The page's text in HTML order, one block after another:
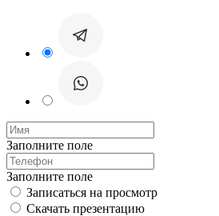
Заполните поле
Заполните поле
Записаться на просмотр
Скачать презентацию